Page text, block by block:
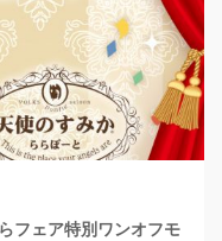
フェア特別ワンオフモ